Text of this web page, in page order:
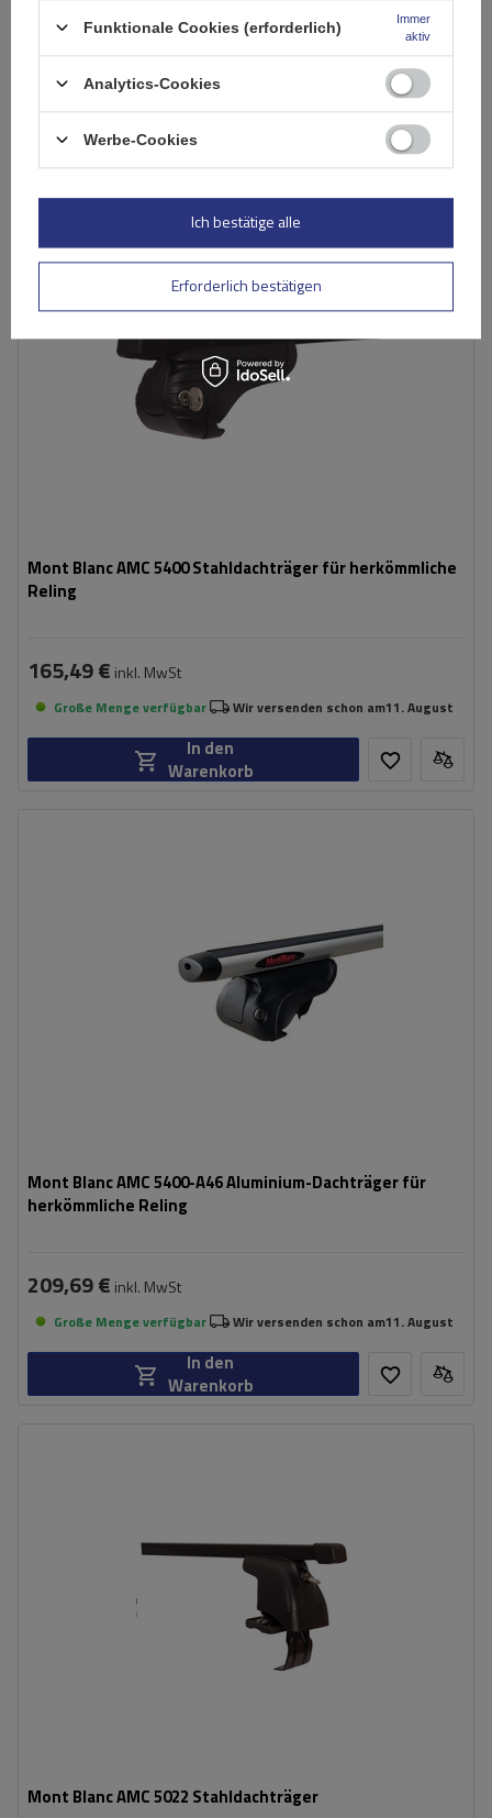
176,79 €inkl. MwSt
Niedrigster Preis in 30 Tagen vor Rabatt:
-77%
Große Menge verfügbar
11. August
In den
Mont Blanc AMC 5400 Stahldachträger für herkömmliche
Reling
165,49 € inkl. MwSt
Große Menge verfügbar Wir versenden schon am11. August
In den
Warenkorb
Mont Blanc AMC 5400-A46 Aluminium-Dachträger für
herkömmliche Reling
209,69 € inkl. MwSt
Große Menge verfügbar Wir versenden schon am11. August
In den
Warenkorb
Mont Blanc AMC 5022 Stahldachträger
Funktionale Cookies (erforderlich)
Immer
aktiv
Analytics-Cookies
Werbe-Cookies
Erforderlich bestätigen
Ich bestätige alle